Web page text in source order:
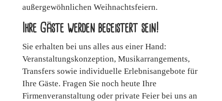
außergewöhnlichen Weihnachtsfeiern.
Ihre Gäste werden begeistert sein!
Sie erhalten bei uns alles aus einer Hand:
Veranstaltungskonzeption, Musikarrangements,
Transfers sowie individuelle Erlebnisangebote für
Ihre Gäste. Fragen Sie noch heute Ihre
Firmenveranstaltung oder private Feier bei uns an